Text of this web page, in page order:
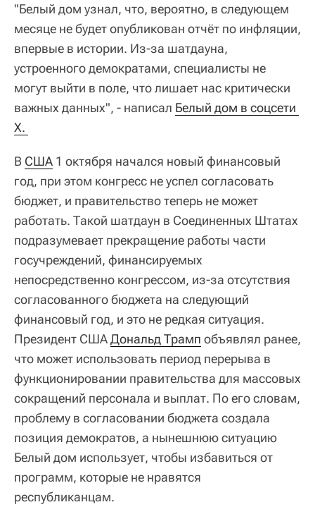
"Белый дом узнал, что, вероятно, в следующем
месяце не будет опубликован отчёт по инфляции,
впервые в истории. Из-за шатдауна,
устроенного демократами, специалисты не
могут выйти в поле, что лишает нас критически
важных данных", - написал Белый дом в соцсети
X.
В США 1 октября начался новый финансовый
год, при этом конгресс не успел согласовать
бюджет, и правительство теперь не может
работать. Такой шатдаун в Соединенных Штатах
подразумевает прекращение работы части
госучреждений, финансируемых
непосредственно конгрессом, из-за отсутствия
согласованного бюджета на следующий
финансовый год, и это не редкая ситуация.
Президент СШАДональд Трамп объявлял ранее,
что может использовать период перерыва в
функционировании правительства для массовых
сокращений персонала и выплат. По его словам,
проблему в согласовании бюджета создала
позиция демократов, а нынешнюю ситуацию
Белый дом использует, чтобы избавиться от
программ, которые не нравятся
республиканцам.